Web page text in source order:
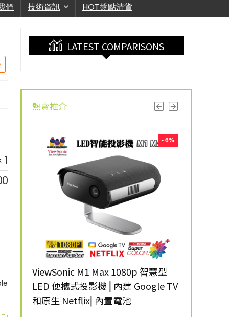
們 技術資訊 HOT盤點清貨
1
LATEST COMPARISONS
熱賣推介
- 6%
ViewSonic M1 Max 1080p 智慧型
LED 便攜式投影機 ⎜內建 Google TV
和原生 Netflix⎜內置電池